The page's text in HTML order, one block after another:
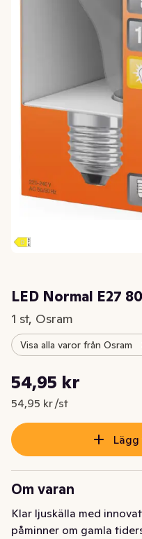
LED Normal E27
1 st, Osram
Visa alla varor från Osram
Nuvarande pris är: 54,95
54,95 kr
54,95 kr /st
Styckpris: 54,95 kr /st
Om varan
Klar ljuskälla med
påminner om gamla